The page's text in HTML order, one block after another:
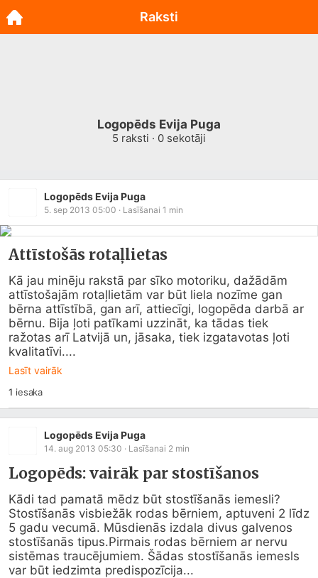
Logopēds Evija Puga
5 raksti · 0 sekotāji
Logopēds Evija Puga
5. sep 2013 05:00 · Lasīšanai 1 min
Attīstošās rotaļlietas
Kā jau minēju rakstā par sīko motoriku, dažādām
attīstošajām rotaļlietām var būt liela nozīme gan
bērna attīstībā, gan arī, attiecīgi, logopēda darbā ar
bērnu. Bija ļoti patīkami uzzināt, ka tādas tiek
ražotas arī Latvijā un, jāsaka, tiek izgatavotas ļoti
kvalitatīvi....
Lasīt vairāk
1 iesaka
Logopēds Evija Puga
14. aug 2013 05:30 · Lasīšanai 2 min
Logopēds: vairāk par stostīšanos
Kādi tad pamatā mēdz būt stostīšanās iemesli?
Stostīšanās visbiežāk rodas bērniem, aptuveni 2 līdz
5 gadu vecumā. Mūsdienās izdala divus galvenos
stostīšanās tipus.Pirmais rodas bērniem ar nervu
sistēmas traucējumiem. Šādas stostīšanās iemesls
var būt iedzimta predispozīcija...
Raksti